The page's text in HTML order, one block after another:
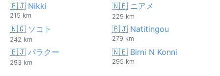
🇧🇯 Nikki
215 km
🇳🇪 ニアメ
229 km
🇳🇬 ソコト
242 km
🇧🇯 Natitingou
279 km
🇧🇯 パラクー
293 km
🇳🇪 Birni N Konni
295 km